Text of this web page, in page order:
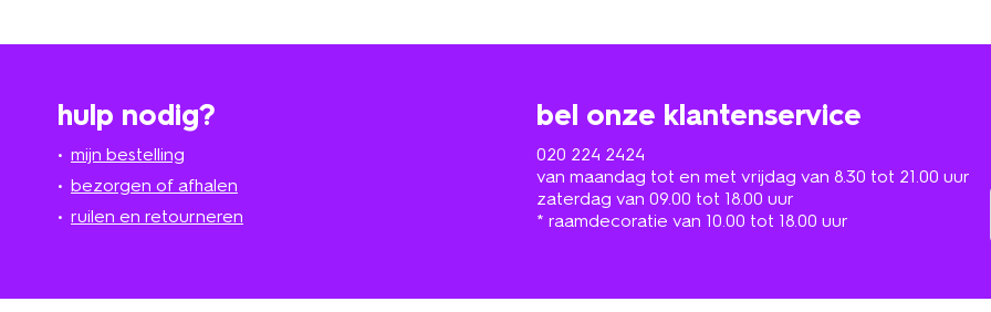
hulp nodig?
mijn bestelling
bezorgen of afhalen
ruilen en retourneren
bel onze klantenservice
020 224 2424
van maandag tot en met vrijdag van 8.30 tot 21.00 uur
zaterdag van 09.00 tot 18.00 uur
* raamdecoratie van 10.00 tot 18.00 uur